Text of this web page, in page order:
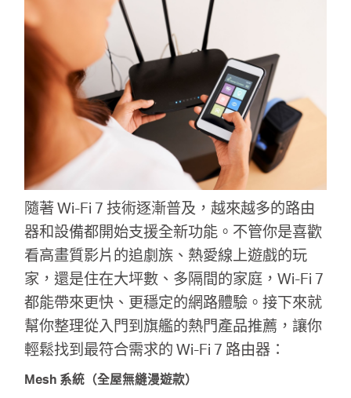
隨著 Wi-Fi 7 技術逐漸普及，越來越多的路由
器和設備都開始支援全新功能。不管你是喜歡
看高畫質影片的追劇族、熱愛線上遊戲的玩
家，還是住在大坪數、多隔間的家庭，Wi-Fi 7
都能帶來更快、更穩定的網路體驗。接下來就
幫你整理從入門到旗艦的熱門產品推薦，讓你
輕鬆找到最符合需求的 Wi-Fi 7 路由器：
Mesh 系統（全屋無縫漫遊款）